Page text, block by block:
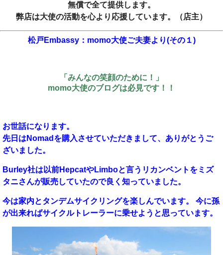
無償で全て提供します。
弊店は大使の活動を心より応援しています。（店主）
松戸Embassy：momo大使ご夫妻より(その１)
「みんなの笑顔のために！」
momo大使のブログは必見です！！
お世話になります。
先日はNomadを購入させていただきまして、ありがとうご
ざいました。
Burley社は以前HepcatやLimboと言うリカンベントをミズ
タニさんが販売していたので良く知っていました。
今は家内とタンデムサイクリングを楽しんでいます。 今に孫
が出来ればサイクルトレーラーに乗せようと思っています。